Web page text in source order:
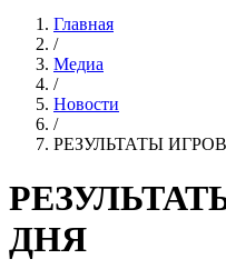
Главная
/
Медиа
/
Новости
/
РЕЗУЛЬТАТЫ
ДНЯ